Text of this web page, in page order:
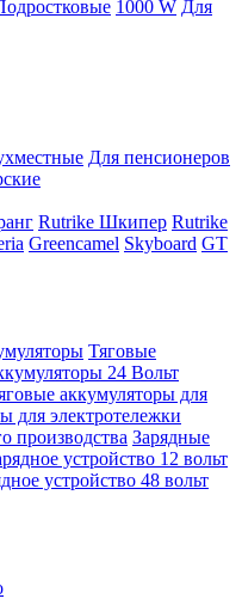
1000 W Для
Для пенсионеров
Rutrike Шкипер Rutrike
Greencamel Skyboard GT
Тяговые
24 Вольт
аккумуляторы для
для электротележки
производства Зарядные
устройство 12 вольт
устройство 48 вольт